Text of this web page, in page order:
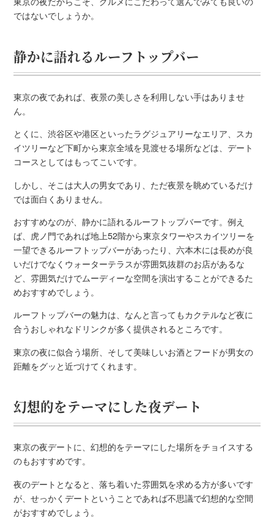
ではないでしょうか。
静かに語れるルーフトップバー
東京の夜であれば、夜景の美しさを利用しない手はありませ
ん。
とくに、渋谷区や港区といったラグジュアリーなエリア、スカ
イツリーなど下町から東京全域を見渡せる場所などは、デート
コースとしてはもってこいです。
しかし、そこは大人の男女であり、ただ夜景を眺めているだけ
では面白くありません。
おすすめなのが、静かに語れるルーフトップバーです。例え
ば、虎ノ門であれば地上52階から東京タワーやスカイツリーを
一望できるルーフトップバーがあったり、六本木には長めが良
いだけでなくウォーターテラスが雰囲気抜群のお店があるな
ど、雰囲気だけでムーディーな空間を演出することができるた
めおすすめでしょう。
ルーフトップバーの魅力は、なんと言ってもカクテルなど夜に
合うおしゃれなドリンクが多く提供されるところです。
東京の夜に似合う場所、そして美味しいお酒とフードが男女の
距離をグッと近づけてくれます。
幻想的をテーマにした夜デート
東京の夜デートに、幻想的をテーマにした場所をチョイスする
のもおすすめです。
夜のデートとなると、落ち着いた雰囲気を求める方が多いです
が、せっかくデートということであれば不思議で幻想的な空間
がおすすめでしょう。